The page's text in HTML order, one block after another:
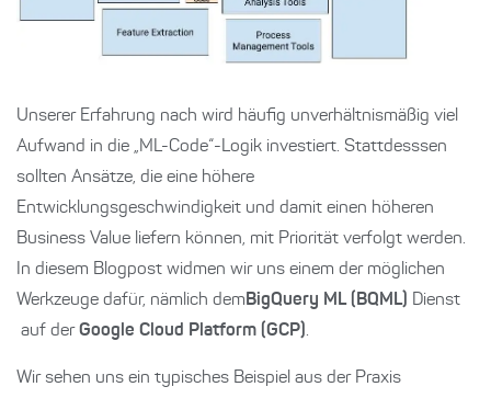
Unserer Erfahrung nach wird häufig unverhältnismäßig viel
Aufwand in die „ML-Code“-Logik investiert. Stattdesssen
sollten Ansätze, die eine höhere
Entwicklungsgeschwindigkeit und damit einen höheren
Business Value liefern können, mit Priorität verfolgt werden.
In diesem Blogpost widmen wir uns einem der möglichen
Werkzeuge dafür, nämlich dem BigQuery ML (BQML) Dienst
auf derGoogle Cloud Platform (GCP) .
Wir sehen uns ein typisches Beispiel aus der Praxis